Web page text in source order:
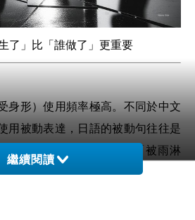
了」比「誰做了」更重要
身形）使用頻率極高。不同於中文
用被動表達，日語的被動句往往是
雨に降られた」直譯為「被雨淋
加害者；又如「先生に褒められ
習慣本身，已顯示出一種對「行為
繼續閱讀